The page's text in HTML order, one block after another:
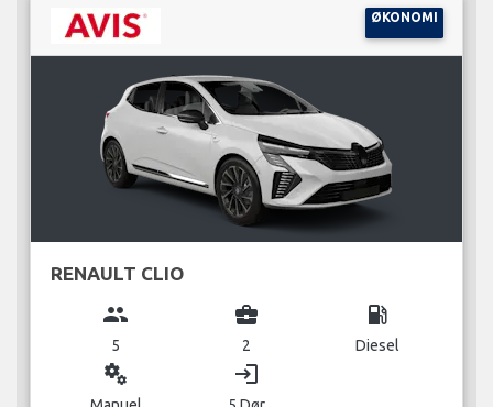
ØKONOMI
RENAULT CLIO
group
5
business_center
2
local_gas_station
Diesel
miscellaneous_services login